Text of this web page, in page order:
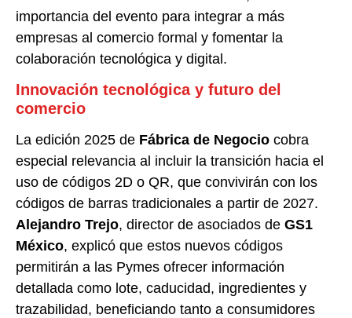
importancia del evento para integrar a más
empresas al comercio formal y fomentar la
colaboración tecnológica y digital.
Innovación tecnológica y futuro del
comercio
La edición 2025 de Fábrica de Negocio cobra
especial relevancia al incluir la transición hacia el
uso de códigos 2D o QR, que convivirán con los
códigos de barras tradicionales a partir de 2027.
Alejandro Trejo, director de asociados de GS1
México, explicó que estos nuevos códigos
permitirán a las Pymes ofrecer información
detallada como lote, caducidad, ingredientes y
trazabilidad, beneficiando tanto a consumidores